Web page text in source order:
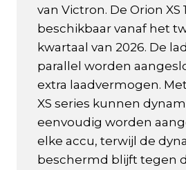
van Victron. De Orion XS
beschikbaar vanaf het
kwartaal van 2026. De
parallel worden
extra laadvermogen.
XS series kunnen
eenvoudig worden
elke accu, terwijl de
beschermd blijft tegen